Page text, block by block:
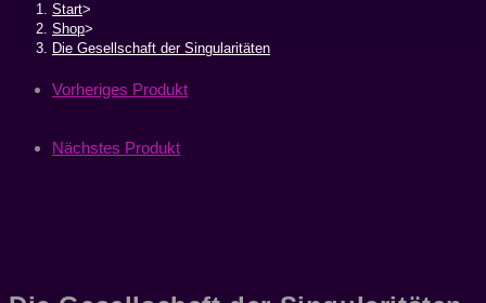
Start>
Shop>
Die Gesellschaft der Singularitäten
Vorheriges Produkt
Nächstes Produkt